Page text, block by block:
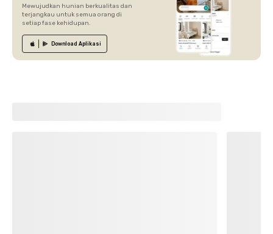
Mewujudkan hunian berkualitas dan
terjangkau untuk semua orang di
setiap fase kehidupan.
Download Aplikasi